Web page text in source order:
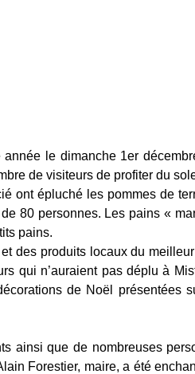
le dimanche 1er
de visiteurs de profiter du
ont épluché les pommes de
80 personnes. Les pains «
pains.
des produits locaux du
qui n’auraient pas déplu à
de Noël présentées
ainsi que de nombreuses
Forestier, maire, a été